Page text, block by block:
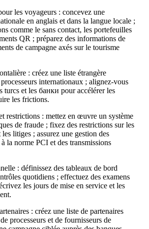
les voyageurs : concevez une
en anglais et dans la langue locale ;
comme le sans contact, les portefeuilles
QR ; préparez des informations de
de campagne axés sur le tourisme
: créez une liste étrangère
internationaux ; alignez-vous
turcs et les банки pour accélérer les
les frictions.
restrictions : mettez en œuvre un système
de fraude ; fixez des restrictions sur les
litiges ; assurez une gestion des
la norme PCI et des transmissions
: définissez des tableaux de bord
quotidiens ; effectuez des examens
les jours de mise en service et les
: créez une liste de partenaires
processeurs et de fournisseurs de